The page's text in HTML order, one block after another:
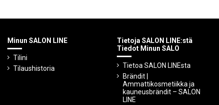
Minun SALON LINE
Tilini
Tilaushistoria
Tietoja SALON LINE:stä
Tiedot Minun SALO
Tietoa SALON LINEsta
Brändit |
Ammattikosmetiikka ja
kauneusbrändit – SALON
LINE